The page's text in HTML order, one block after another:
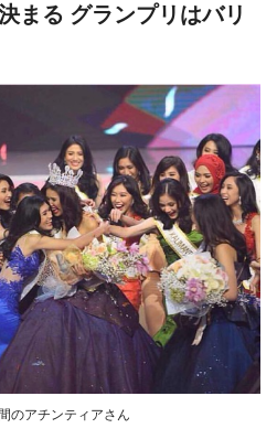
まる グランプリはバリ
のアチンティアさん